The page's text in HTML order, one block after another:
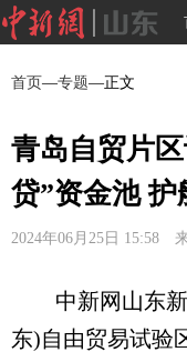
首页—专题—正文
青岛自贸片
贷”资金池
2024年06月25日 15:58
中新网山东新
东)自由贸易试验